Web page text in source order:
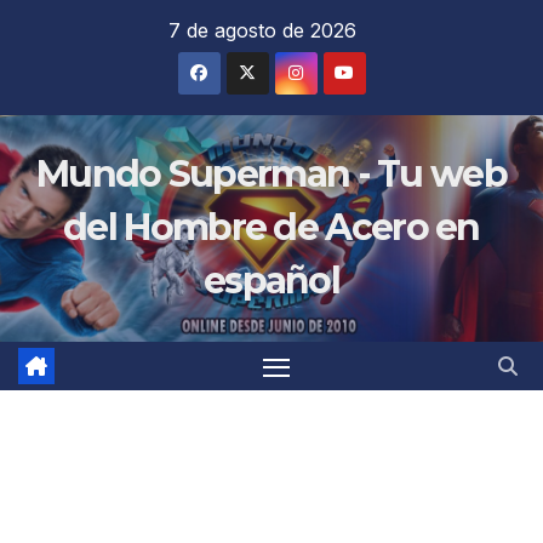
7 de agosto de 2026
Mundo Superman - Tu web
del Hombre de Acero en
español